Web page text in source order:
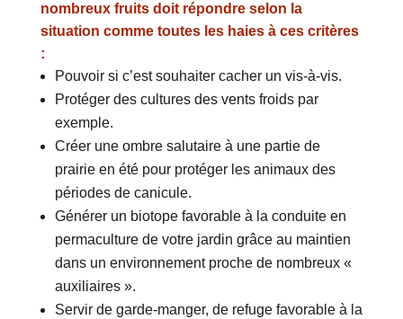
nombreux fruits doit répondre selon la
situation comme toutes les haies à ces critères
:
Pouvoir si c’est souhaiter cacher un vis-à-vis.
Protéger des cultures des vents froids par
exemple.
Créer une ombre salutaire à une partie de
prairie en été pour protéger les animaux des
périodes de canicule.
Générer un biotope favorable à la conduite en
permaculture de votre jardin grâce au maintien
dans un environnement proche de nombreux «
auxiliaires ».
Servir de garde-manger, de refuge favorable à la